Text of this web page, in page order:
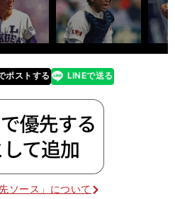
ポストする
line LINEで送る
ソース」について